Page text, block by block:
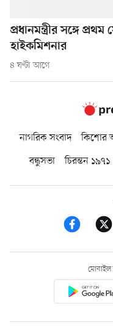
প্রধানমন্ত্রীর সঙ্গে
হাইকমিশনার
৪ ঘণ্টা আগে
নাগরিক সংবাদ কিশোর
বন্ধুসভা
চিরন্তন ১৯৭১